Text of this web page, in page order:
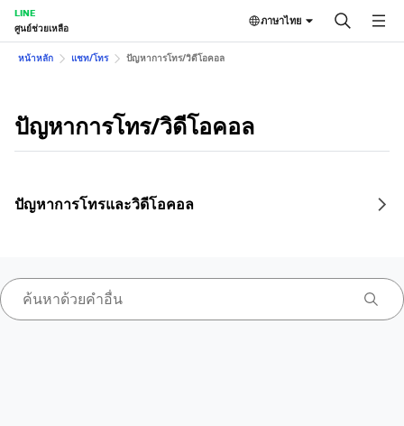
LINE
ศูนย์ช่วยเหลือ
ภาษาไทย
หน้าหลัก แชท/โทร ปัญหาการโทร/วิดีโอคอล
ปัญหาการโทร/วิดีโอคอล
ปัญหาการโทรและวิดีโอคอล